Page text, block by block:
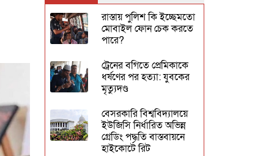
রাস্তায় পুলিশ কি ইচ্ছেমতো
মোবাইল ফোন চেক করতে
পারে?
ট্রেনের বগিতে প্রেমিকাকে
ধর্ষণের পর হত্যা: যুবকের
মৃত্যুদণ্ড
বেসরকারি বিশ্ববিদ্যালয়ে
ইউজিসি নির্ধারিত অভিন্ন
গ্রেডিং পদ্ধতি বাস্তবায়নে
হাইকোর্টে রিট